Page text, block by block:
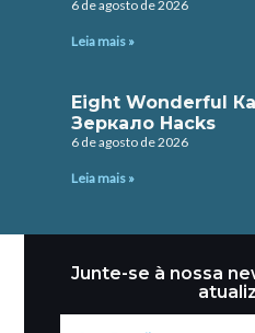
6 de agosto de 2026
Leia mais »
Eight Wonderful
Зеркало Hacks
6 de agosto de 2026
Leia mais »
Junte-se à nossa